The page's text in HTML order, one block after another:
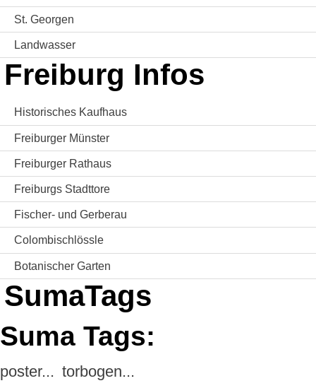
St. Georgen
Landwasser
Freiburg Infos
Historisches Kaufhaus
Freiburger Münster
Freiburger Rathaus
Freiburgs Stadttore
Fischer- und Gerberau
Colombischlössle
Botanischer Garten
SumaTags
Suma Tags:
poster... torbogen...